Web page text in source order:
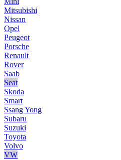
Mitsubishi
Nissan
Opel
Peugeot
Porsche
Renault
Rover
Saab
Seat
Skoda
Smart
Ssang Yong
Subaru
Suzuki
Toyota
Volvo
VW